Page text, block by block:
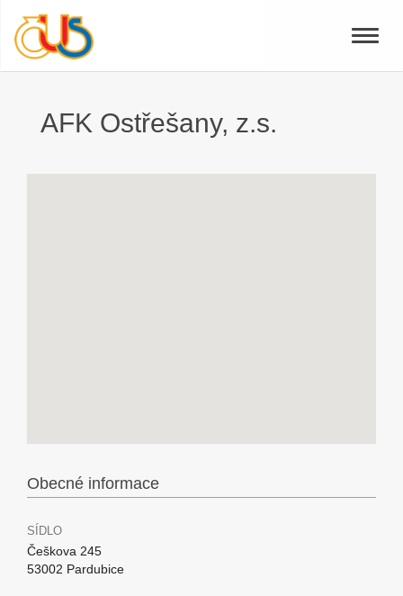
Toggle
AFK Ostřešany, z.s.
Obecné informace
SÍDLO
Češkova 245
53002 Pardubice